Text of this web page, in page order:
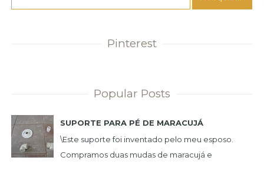
Pinterest
Popular Posts
SUPORTE PARA PÉ DE MARACUJÁ
\Este suporte foi inventado pelo meu esposo.
Compramos duas mudas de maracujá e